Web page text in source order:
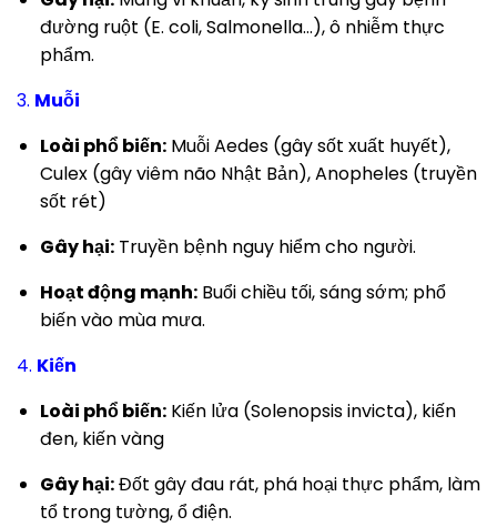
đường ruột (E. coli, Salmonella…), ô nhiễm thực
phẩm.
3. Muỗi
Loài phổ biến:Muỗi Aedes (gây sốt xuất huyết),
Culex (gây viêm não Nhật Bản), Anopheles (truyền
sốt rét)
Gây hại:Truyền bệnh nguy hiểm cho người.
Hoạt động mạnh:Buổi chiều tối, sáng sớm; phổ
biến vào mùa mưa.
4. Kiến
Loài phổ biến:Kiến lửa (Solenopsis invicta), kiến
đen, kiến vàng
Gây hại:Đốt gây đau rát, phá hoại thực phẩm, làm
tổ trong tường, ổ điện.